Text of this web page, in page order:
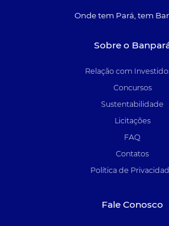
Onde tem Pará, tem
Sobre o
Relação com
Concursos
Sustentabilidade
Licitações
FAQ
Contatos
Política de
Fale Conosco